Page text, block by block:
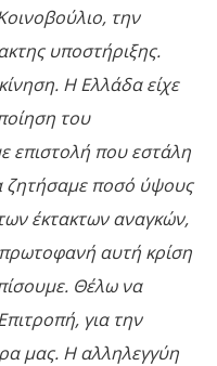
την
υποστήριξης.
Η Ελλάδα είχε
του
επιστολή που εστάλη
ζητήσαμε ποσό ύψους
έκτακτων αναγκών,
αυτή κρίση
Θέλω να
για την
μας. Η αλληλεγγύη